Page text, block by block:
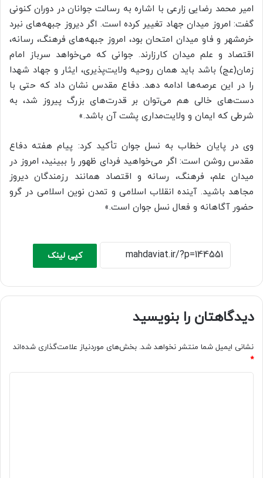
امیر محمد رضایی زارعی با اشاره به رسالت جوانان در دوران کنونی
گفت: امروز میدان جهاد تغییر کرده است. اگر دیروز جبهه‌های نبرد
خرمشهر و فاو میدان امتحان بود، امروز جبهه‌های فرهنگ، رسانه،
اقتصاد و علم میدان کارزارند. جوانی که می‌خواهد سرباز امام
زمان(عج) باشد باید همان روحیه ولایت‌پذیری، ایثار و جهاد شهدا
را در این عرصه‌ها ادامه دهد. دفاع مقدس نشان داد که حتی با
دست‌های خالی هم می‌توان بر قدرت‌های بزرگ پیروز شد، به
شرطی که ایمان و ولایت‌مداری پشت آن باشد.»
وی در پایان خطاب به نسل جوان تأکید کرد: پیام هفته دفاع
مقدس روشن است: اگر می‌خواهید فردای ظهور را ببینید، امروز در
میدان علم، فرهنگ، رسانه و اقتصاد همانند رزمندگان دیروز
مجاهد باشید. آینده انقلاب اسلامی و تمدن نوین اسلامی در گرو
حضور آگاهانه و فعال نسل جوان است.»
کپی لینک
دیدگاهتان را بنویسید
نشانی ایمیل شما منتشر نخواهد شد. بخش‌های موردنیاز علامت‌گذاری شده‌اند
*